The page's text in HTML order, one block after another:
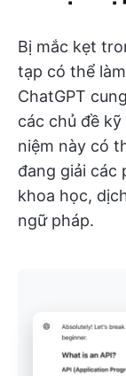
Bị mắc kẹt
tạp có thể
ChatGPT
các chủ đề
niệm này có
đang giải các
khoa học,
ngữ pháp.